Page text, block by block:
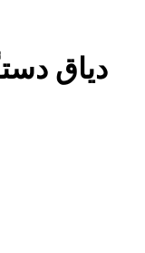
دیاق